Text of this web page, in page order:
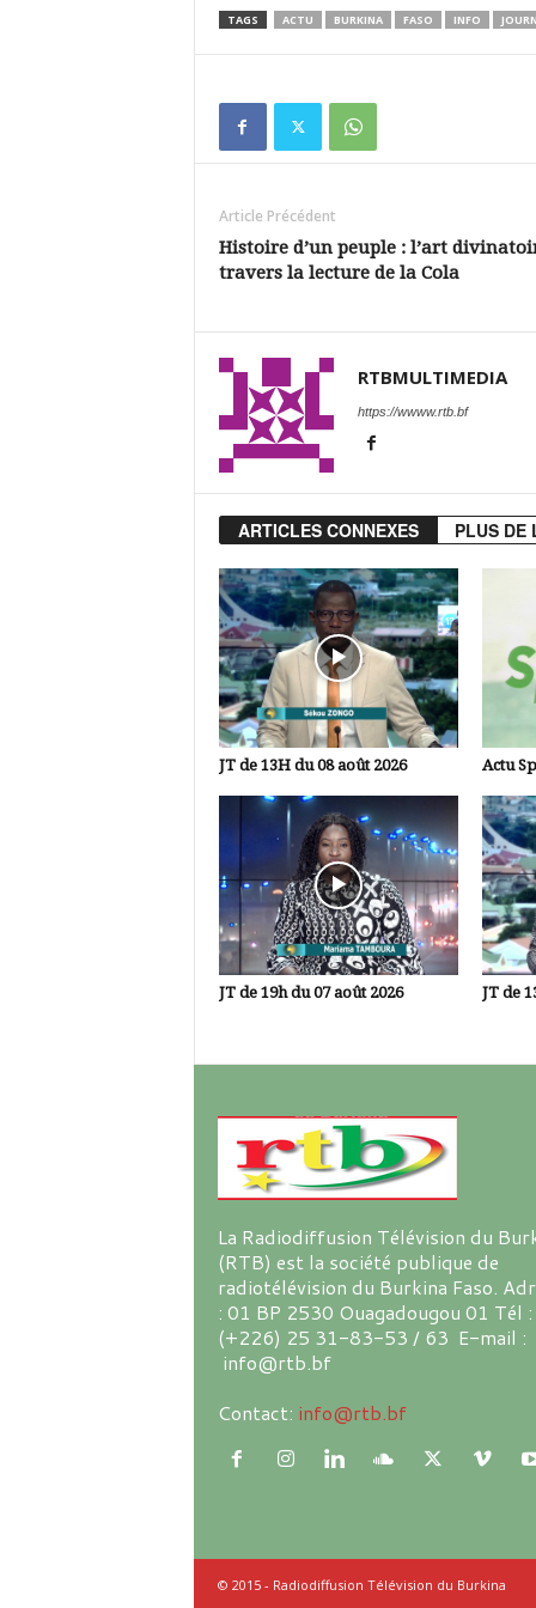
TAGS ACTU BURKINA FASO INFO
Article Précédent
Histoire d’un peuple : l’art
travers la lecture de la Cola
RTBMULTIMEDIA
https://wwww.rtb.bf
ARTICLES CONNEXES PLUS DE
JT de 13H du 08 août 2026 Actu
JT de 19h du 07 août 2026 JT de
La Radiodiffusion Télévision du
(RTB) est la société publique de
radiotélévision du Burkina Faso.
: 01 BP 2530 Ouagadougou 01 Tél :
(+226) 25 31-83-53 / 63 E-mail :
info@rtb.bf
Contact: info@rtb.bf
© 2015 - Radiodiffusion Télévision du Burkina